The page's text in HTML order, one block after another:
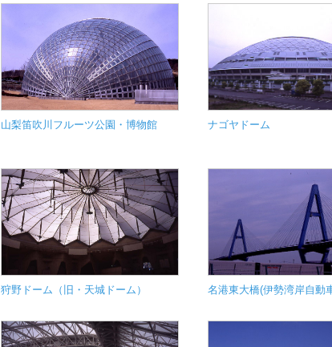
山梨笛吹川フルーツ公園・博物館 ナゴヤドーム
狩野ドーム（旧・天城ドーム） 名港東大橋(伊勢湾岸自動